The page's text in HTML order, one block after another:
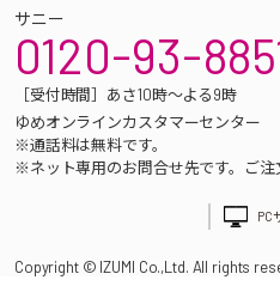
サニー
0120-93-
［受付時間］あさ10時～よる9時
ゆめオンラインカスタマーセンター
※通話料は無料です。
※ネット専用のお問合せ先です。ご注
PC
Copyright © IZUMI Co.,Ltd. All rights